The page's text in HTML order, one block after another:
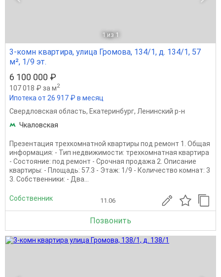
1 из 1
3-комн квартира, улица Громова, 134/1, д. 134/1, 57
м², 1/9 эт.
6 100 000 ₽
107 018 ₽ за м2
Ипотека от 26 917 ₽ в месяц
Свердловская область, Екатеринбург, Ленинский р-н
Чкаловская
Презентация трехкомнатной квартиры под ремонт 1. Общая
информация: - Тип недвижимости: трехкомнатная квартира
- Состояние: под ремонт - Срочная продажа 2. Описание
квартиры: - Площадь: 57.3 - Этаж: 1/9 - Количество комнат: 3
3. Собственники: - Два...
Собственник 11.06
Позвонить